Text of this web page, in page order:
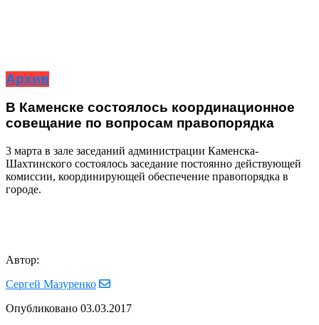
Архив
В Каменске состоялось координационное
совещание по вопросам правопорядка
3 марта в зале заседаний администрации Каменска-
Шахтинского состоялось заседание постоянно действующей
комиссии, координирующей обеспечение правопорядка в
городе.
Автор:
Сергей Мазуренко
Опубликовано 03.03.2017